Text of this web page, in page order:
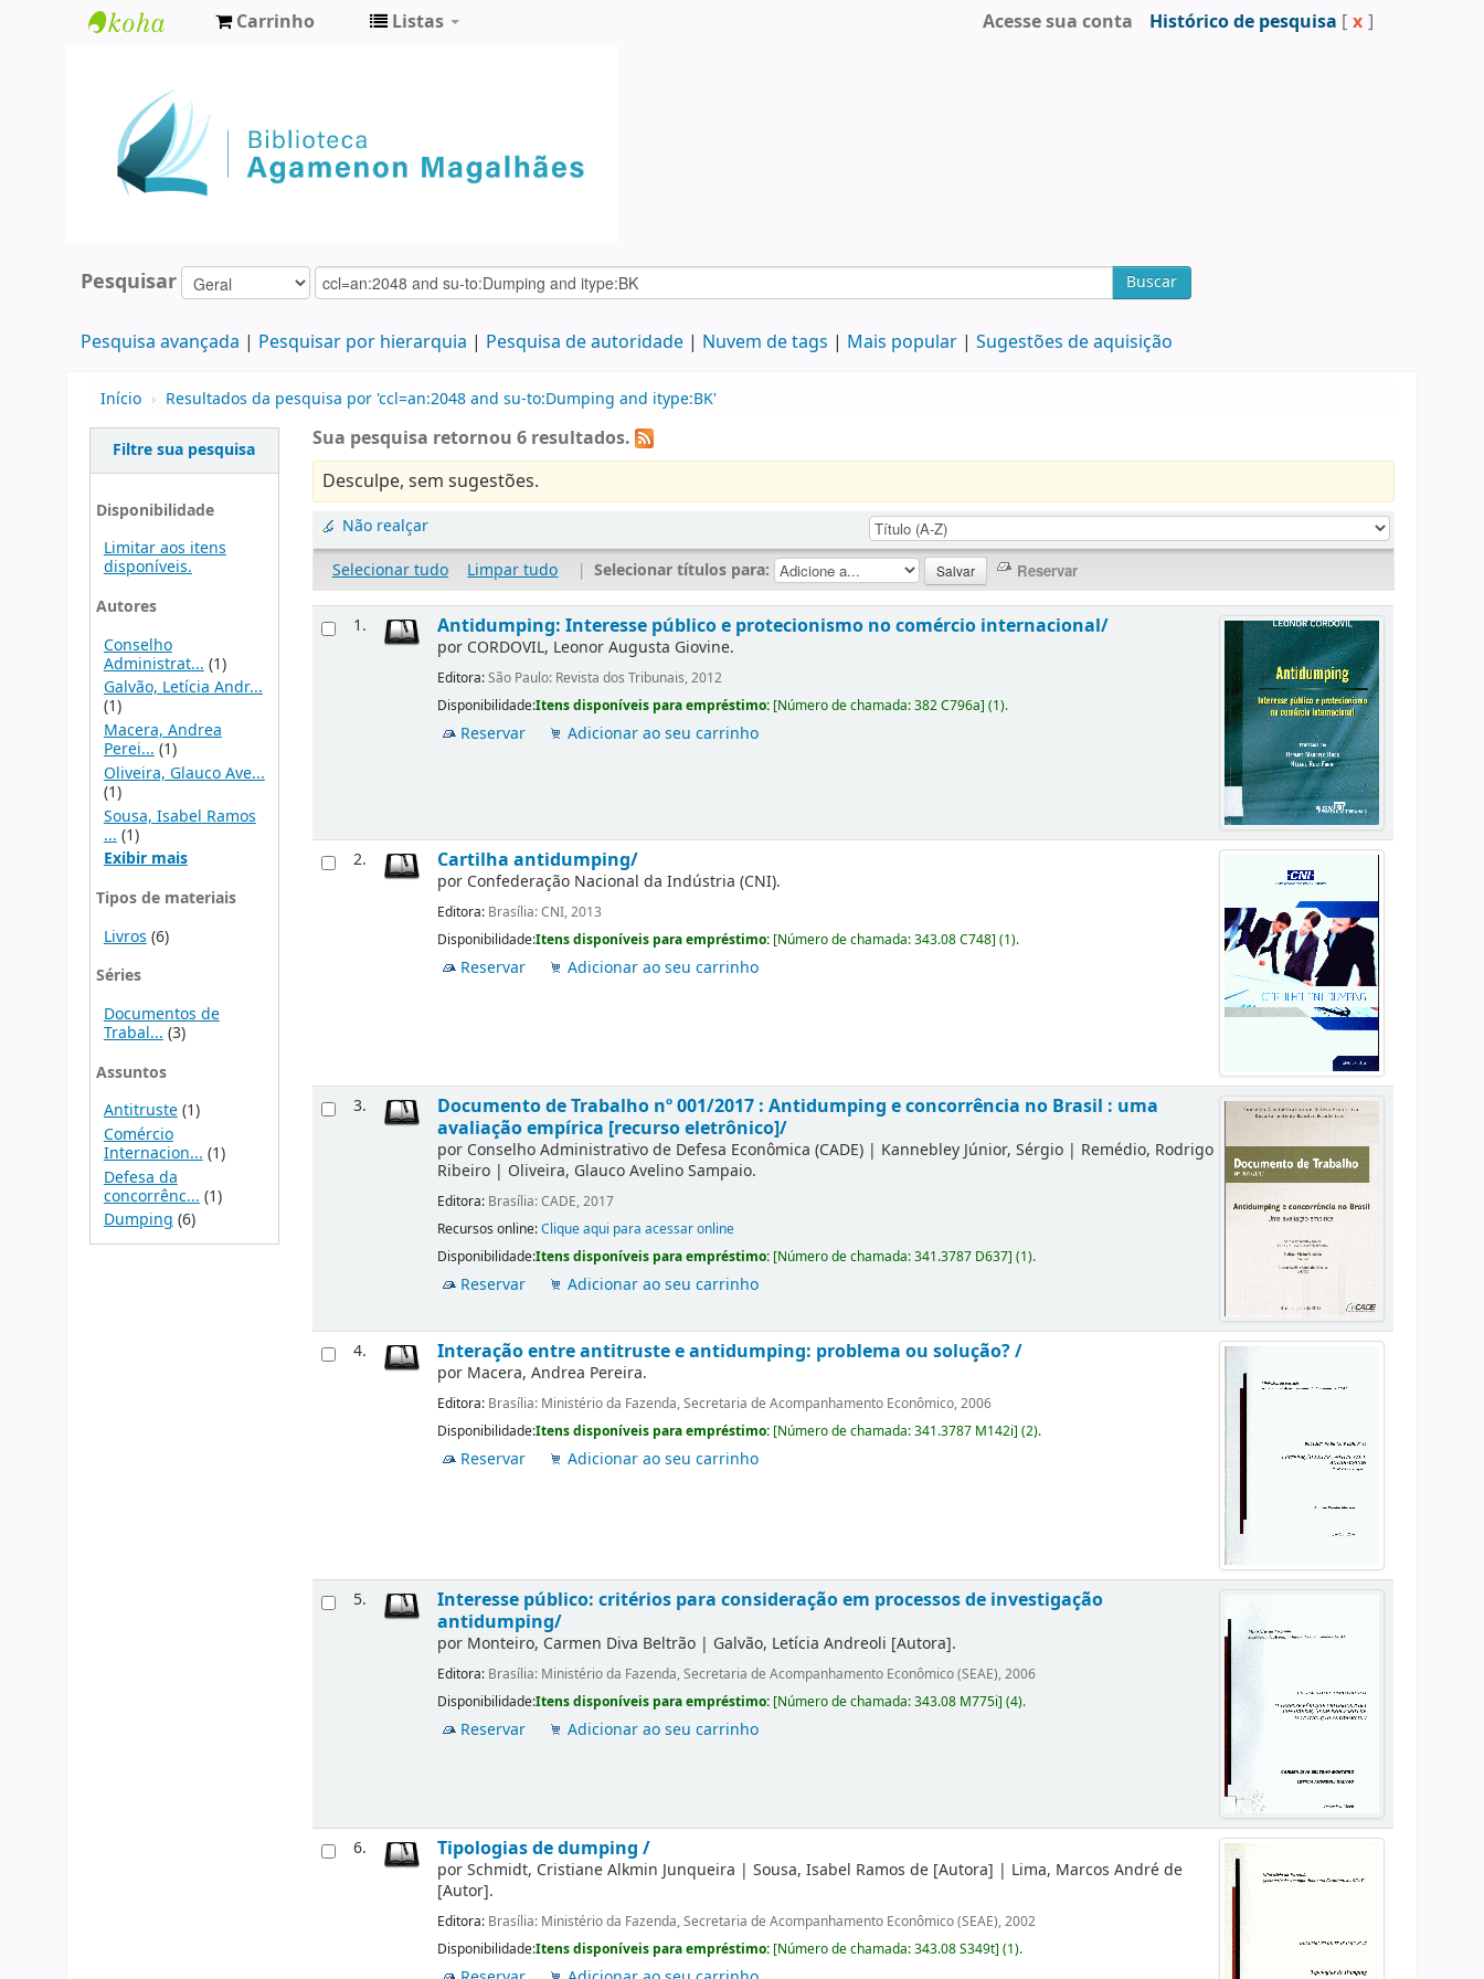
Agamenon
Magalhães
Carrinho Listas Acesse sua conta Histórico de pesquisa [ x ]
Pesquisar Buscar
Pesquisa avançada Pesquisar por hierarquia Pesquisa de autoridade Nuvem de tags Mais popular Sugestões de aquisição
Início › Resultados da pesquisa por 'ccl=an:2048 and su-to:Dumping and itype:BK'
Filtre sua pesquisa
Disponibilidade
Limitar aos itens
disponíveis.
Autores
Conselho
Administrat... (1)
Galvão, Letícia Andr...
(1)
Macera, Andrea
Perei... (1)
Oliveira, Glauco Ave...
(1)
Sousa, Isabel Ramos
... (1)
Exibir mais
Tipos de materiais
Livros (6)
Séries
Documentos de
Trabal... (3)
Assuntos
Antitruste(1)
Comércio
Internacion... (1)
Defesa da
concorrênc... (1)
Dumping(6)
Sua pesquisa retornou 6 resultados.
Desculpe, sem sugestões.
Não realçar
Selecionar tudo
Limpar tudo | Selecionar títulos para:
1. Antidumping: Interesse público e protecionismo no comércio internacional/
por CORDOVIL, Leonor Augusta Giovine.
Editora:São Paulo: Revista dos Tribunais, 2012
Disponibilidade:Itens disponíveis para empréstimo: [Número de chamada:382 C796a](1).
Reservar Adicionar ao seu carrinho
2. Cartilha antidumping/
por Confederação Nacional da Indústria (CNI).
Editora: Brasília: CNI, 2013
Disponibilidade:Itens disponíveis para empréstimo: [Número de chamada:343.08 C748](1).
Reservar Adicionar ao seu carrinho
3.
Documento de Trabalho nº 001/2017 : Antidumping e concorrência no Brasil : uma
avaliação empírica [recurso eletrônico]/
por Conselho Administrativo de Defesa Econômica (CADE) | Kannebley Júnior, Sérgio | Remédio, Rodrigo
Ribeiro | Oliveira, Glauco Avelino Sampaio.
Editora: Brasília: CADE, 2017
Recursos online:Clique aqui para acessar online
Disponibilidade:Itens disponíveis para empréstimo: [Número de chamada:341.3787 D637](1).
Reservar Adicionar ao seu carrinho
4. Interação entre antitruste e antidumping: problema ou solução? /
por Macera, Andrea Pereira.
Editora: Brasília: Ministério da Fazenda, Secretaria de Acompanhamento Econômico, 2006
Disponibilidade:Itens disponíveis para empréstimo: [Número de chamada:341.3787 M142i](2).
Reservar Adicionar ao seu carrinho
5.
Interesse público: critérios para consideração em processos de investigação
antidumping/
por Monteiro, Carmen Diva Beltrão | Galvão, Letícia Andreoli [Autora].
Editora: Brasília: Ministério da Fazenda, Secretaria de Acompanhamento Econômico (SEAE), 2006
Disponibilidade:Itens disponíveis para empréstimo: [Número de chamada:343.08 M775i](4).
Reservar Adicionar ao seu carrinho
6. Tipologias de dumping /
porSchmidt, Cristiane Alkmin Junqueira |Sousa, Isabel Ramos de [Autora] | Lima, Marcos André de
[Autor].
Editora: Brasília: Ministério da Fazenda, Secretaria de Acompanhamento Econômico (SEAE), 2002
Disponibilidade:Itens disponíveis para empréstimo: [Número de chamada:343.08 S349t](1).